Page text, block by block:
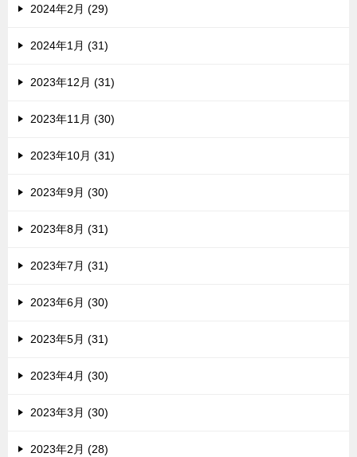
2024年2月 (29)
2024年1月 (31)
2023年12月 (31)
2023年11月 (30)
2023年10月 (31)
2023年9月 (30)
2023年8月 (31)
2023年7月 (31)
2023年6月 (30)
2023年5月 (31)
2023年4月 (30)
2023年3月 (30)
2023年2月 (28)